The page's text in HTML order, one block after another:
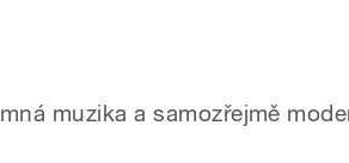
muzika a samozřejmě